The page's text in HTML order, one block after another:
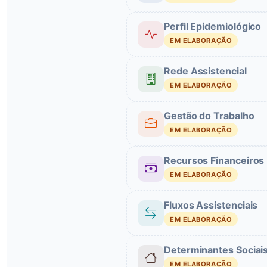
Perfil Epidemiológico
EM ELABORAÇÃO
Rede Assistencial
EM ELABORAÇÃO
Gestão do Trabalho
EM ELABORAÇÃO
Recursos Financeiros
EM ELABORAÇÃO
Fluxos Assistenciais
EM ELABORAÇÃO
Determinantes
EM ELABORAÇÃO